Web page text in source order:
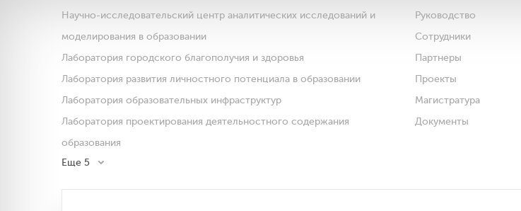
Научно-исследовательский центр аналитических исследований и
моделирования в образовании
Лаборатория городского благополучия и здоровья
Лаборатория развития личностного потенциала в образовании
Лаборатория образовательных инфраструктур
Лаборатория проектирования деятельностного содержания
образования
Еще 5
Руководство
Сотрудники
Партнеры
Проекты
Магистратура
Документы